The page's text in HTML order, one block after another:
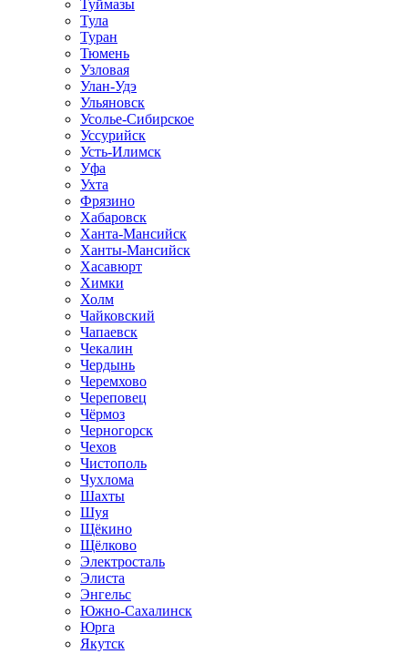
Туймазы
Тула
Туран
Тюмень
Узловая
Улан-Удэ
Ульяновск
Усолье-Сибирское
Уссурийск
Усть-Илимск
Уфа
Ухта
Фрязино
Хабаровск
Ханта-Мансийск
Ханты-Мансийск
Хасавюрт
Химки
Холм
Чайковский
Чапаевск
Чекалин
Чердынь
Черемхово
Череповец
Чёрмоз
Черногорск
Чехов
Чистополь
Чухлома
Шахты
Шуя
Щёкино
Щёлково
Электросталь
Элиста
Энгельс
Южно-Сахалинск
Юрга
Якутск